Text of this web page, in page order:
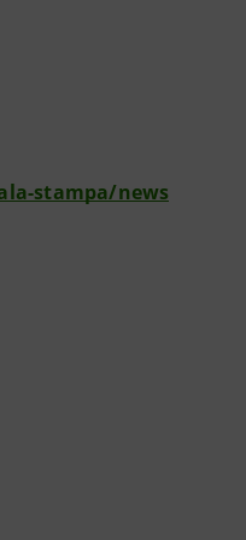
stampa/news